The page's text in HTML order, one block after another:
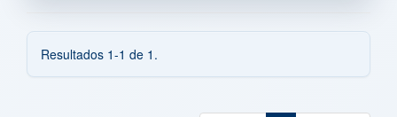
Resultados 1-1 de 1.